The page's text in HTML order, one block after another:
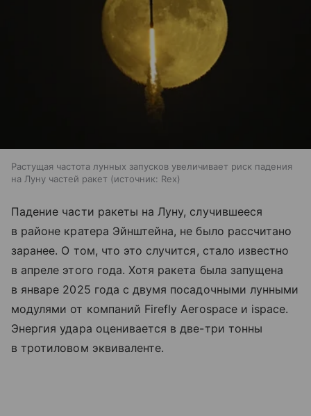
Растущая частота лунных запусков увеличивает риск падения
на Луну частей ракет
источник: Rex
Падение части ракеты на Луну, случившееся
в районе кратера Эйнштейна, не было рассчитано
заранее. О том, что это случится, стало известно
в апреле этого года. Хотя ракета была запущена
в январе 2025 года с двумя посадочными лунными
модулями от компаний Firefly Aerospace и ispace.
Энергия удара оценивается в две-три тонны
в тротиловом эквиваленте.